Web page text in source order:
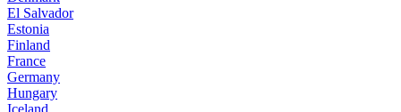
El Salvador
Estonia
Finland
France
Germany
Hungary
Iceland